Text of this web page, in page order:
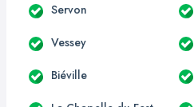
Servon
Vessey
Biéville